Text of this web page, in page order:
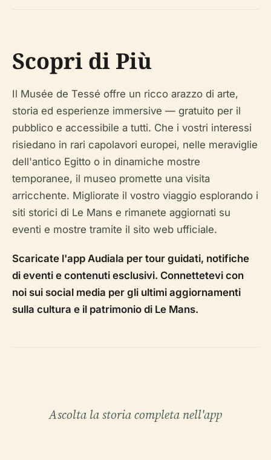
Scopri di Più
Il Musée de Tessé offre un ricco arazzo di arte,
storia ed esperienze immersive — gratuito per il
pubblico e accessibile a tutti. Che i vostri interessi
risiedano in rari capolavori europei, nelle meraviglie
dell'antico Egitto o in dinamiche mostre
temporanee, il museo promette una visita
arricchente. Migliorate il vostro viaggio esplorando i
siti storici di Le Mans e rimanete aggiornati su
eventi e mostre tramite il sito web ufficiale.
Scaricate l'app Audiala per tour guidati, notifiche
di eventi e contenuti esclusivi. Connettetevi con
noi sui social media per gli ultimi aggiornamenti
sulla cultura e il patrimonio di Le Mans.
Ascolta la storia completa nell'app